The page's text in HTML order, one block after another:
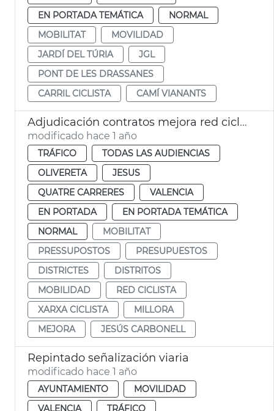
EN PORTADA TEMÁTICA
NORMAL
MOBILITAT
MOVILIDAD
JARDÍ DEL TÚRIA
JGL
PONT DE LES DRASSANES
CARRIL CICLISTA
CAMÍ VIANANTS
Adjudicación contratos mejora red ciclista en 4 distritos
modificado hace 1 año
TRÁFICO
TODAS LAS AUDIENCIAS
OLIVERETA
JESUS
QUATRE CARRERES
VALENCIA
EN PORTADA
EN PORTADA TEMÁTICA
NORMAL
MOBILITAT
PRESSUPOSTOS
PRESUPUESTOS
DISTRICTES
DISTRITOS
MOBILIDAD
RED CICLISTA
XARXA CICLISTA
MILLORA
MEJORA
JESÚS CARBONELL
Repintado señalización viaria
modificado hace 1 año
AYUNTAMIENTO
MOVILIDAD
VALENCIA
TRÁFICO